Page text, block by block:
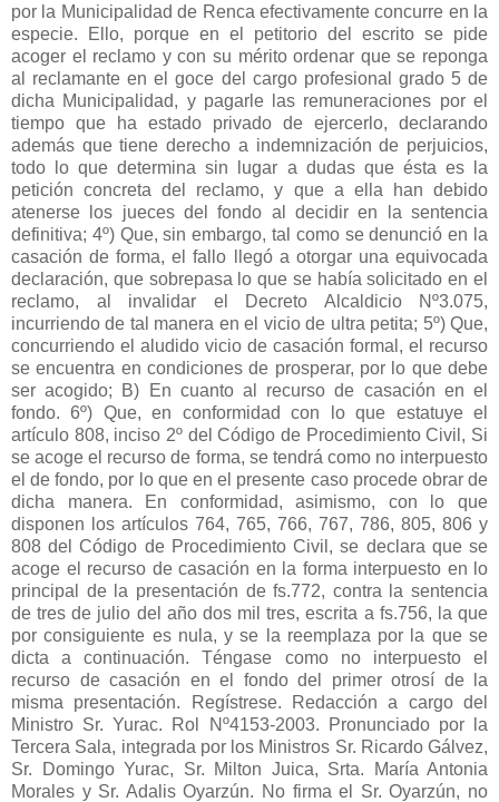
por la Municipalidad de Renca efectivamente concurre en la
especie. Ello, porque en el petitorio del escrito se pide
acoger el reclamo y con su mérito ordenar que se reponga
al reclamante en el goce del cargo profesional grado 5 de
dicha Municipalidad, y pagarle las remuneraciones por el
tiempo que ha estado privado de ejercerlo, declarando
además que tiene derecho a indemnización de perjuicios,
todo lo que determina sin lugar a dudas que ésta es la
petición concreta del reclamo, y que a ella han debido
atenerse los jueces del fondo al decidir en la sentencia
definitiva; 4º) Que, sin embargo, tal como se denunció en la
casación de forma, el fallo llegó a otorgar una equivocada
declaración, que sobrepasa lo que se había solicitado en el
reclamo, al invalidar el Decreto Alcaldicio Nº3.075,
incurriendo de tal manera en el vicio de ultra petita; 5º) Que,
concurriendo el aludido vicio de casación formal, el recurso
se encuentra en condiciones de prosperar, por lo que debe
ser acogido; B) En cuanto al recurso de casación en el
fondo. 6º) Que, en conformidad con lo que estatuye el
artículo 808, inciso 2º del Código de Procedimiento Civil, Si
se acoge el recurso de forma, se tendrá como no interpuesto
el de fondo, por lo que en el presente caso procede obrar de
dicha manera. En conformidad, asimismo, con lo que
disponen los artículos 764, 765, 766, 767, 786, 805, 806 y
808 del Código de Procedimiento Civil, se declara que se
acoge el recurso de casación en la forma interpuesto en lo
principal de la presentación de fs.772, contra la sentencia
de tres de julio del año dos mil tres, escrita a fs.756, la que
por consiguiente es nula, y se la reemplaza por la que se
dicta a continuación. Téngase como no interpuesto el
recurso de casación en el fondo del primer otrosí de la
misma presentación. Regístrese. Redacción a cargo del
Ministro Sr. Yurac. Rol Nº4153-2003. Pronunciado por la
Tercera Sala, integrada por los Ministros Sr. Ricardo Gálvez,
Sr. Domingo Yurac, Sr. Milton Juica, Srta. María Antonia
Morales y Sr. Adalis Oyarzún. No firma el Sr. Oyarzún, no